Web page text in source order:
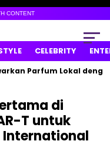
CONTENT
CELEBRITY
Parfum Lokal
di
T untuk
International